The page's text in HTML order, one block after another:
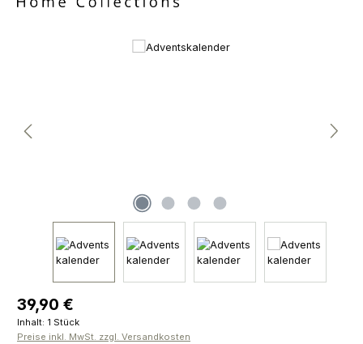
Bildergalerie überspringen
Regulärer Preis:
39,90 €
Inhalt: 1 Stück
Preise inkl. MwSt. zzgl. Versandkosten